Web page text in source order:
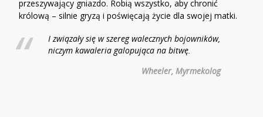
przeszywający gniazdo. Robią wszystko, aby chronić
królową – silnie gryzą i poświęcają życie dla swojej matki.
I związały się w szereg walecznych bojowników,
niczym kawaleria galopująca na bitwę.
Wheeler, Myrmekolog